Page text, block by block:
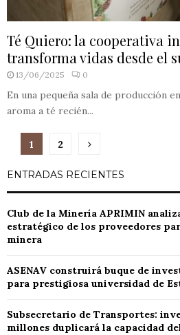
Té Quiero: la cooperativa
transforma vidas desde el
13/06/2025 0
En una pequeña sala de producción
aroma a té recién...
Paginación
de
entradas
1 2
ENTRADAS RECIENTES
Club de la Minería APRIMIN
estratégico de los proveedores
minera
ASENAV construirá buque de
para prestigiosa universidad de
Subsecretario de Transportes:
millones duplicará la capacidad